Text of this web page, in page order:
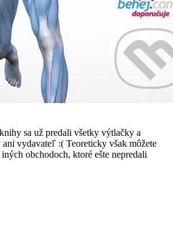
sa už predali všetky výtlačky a
ani vydavateľ :( Teoreticky však môžete
obchodoch, ktoré ešte nepredali